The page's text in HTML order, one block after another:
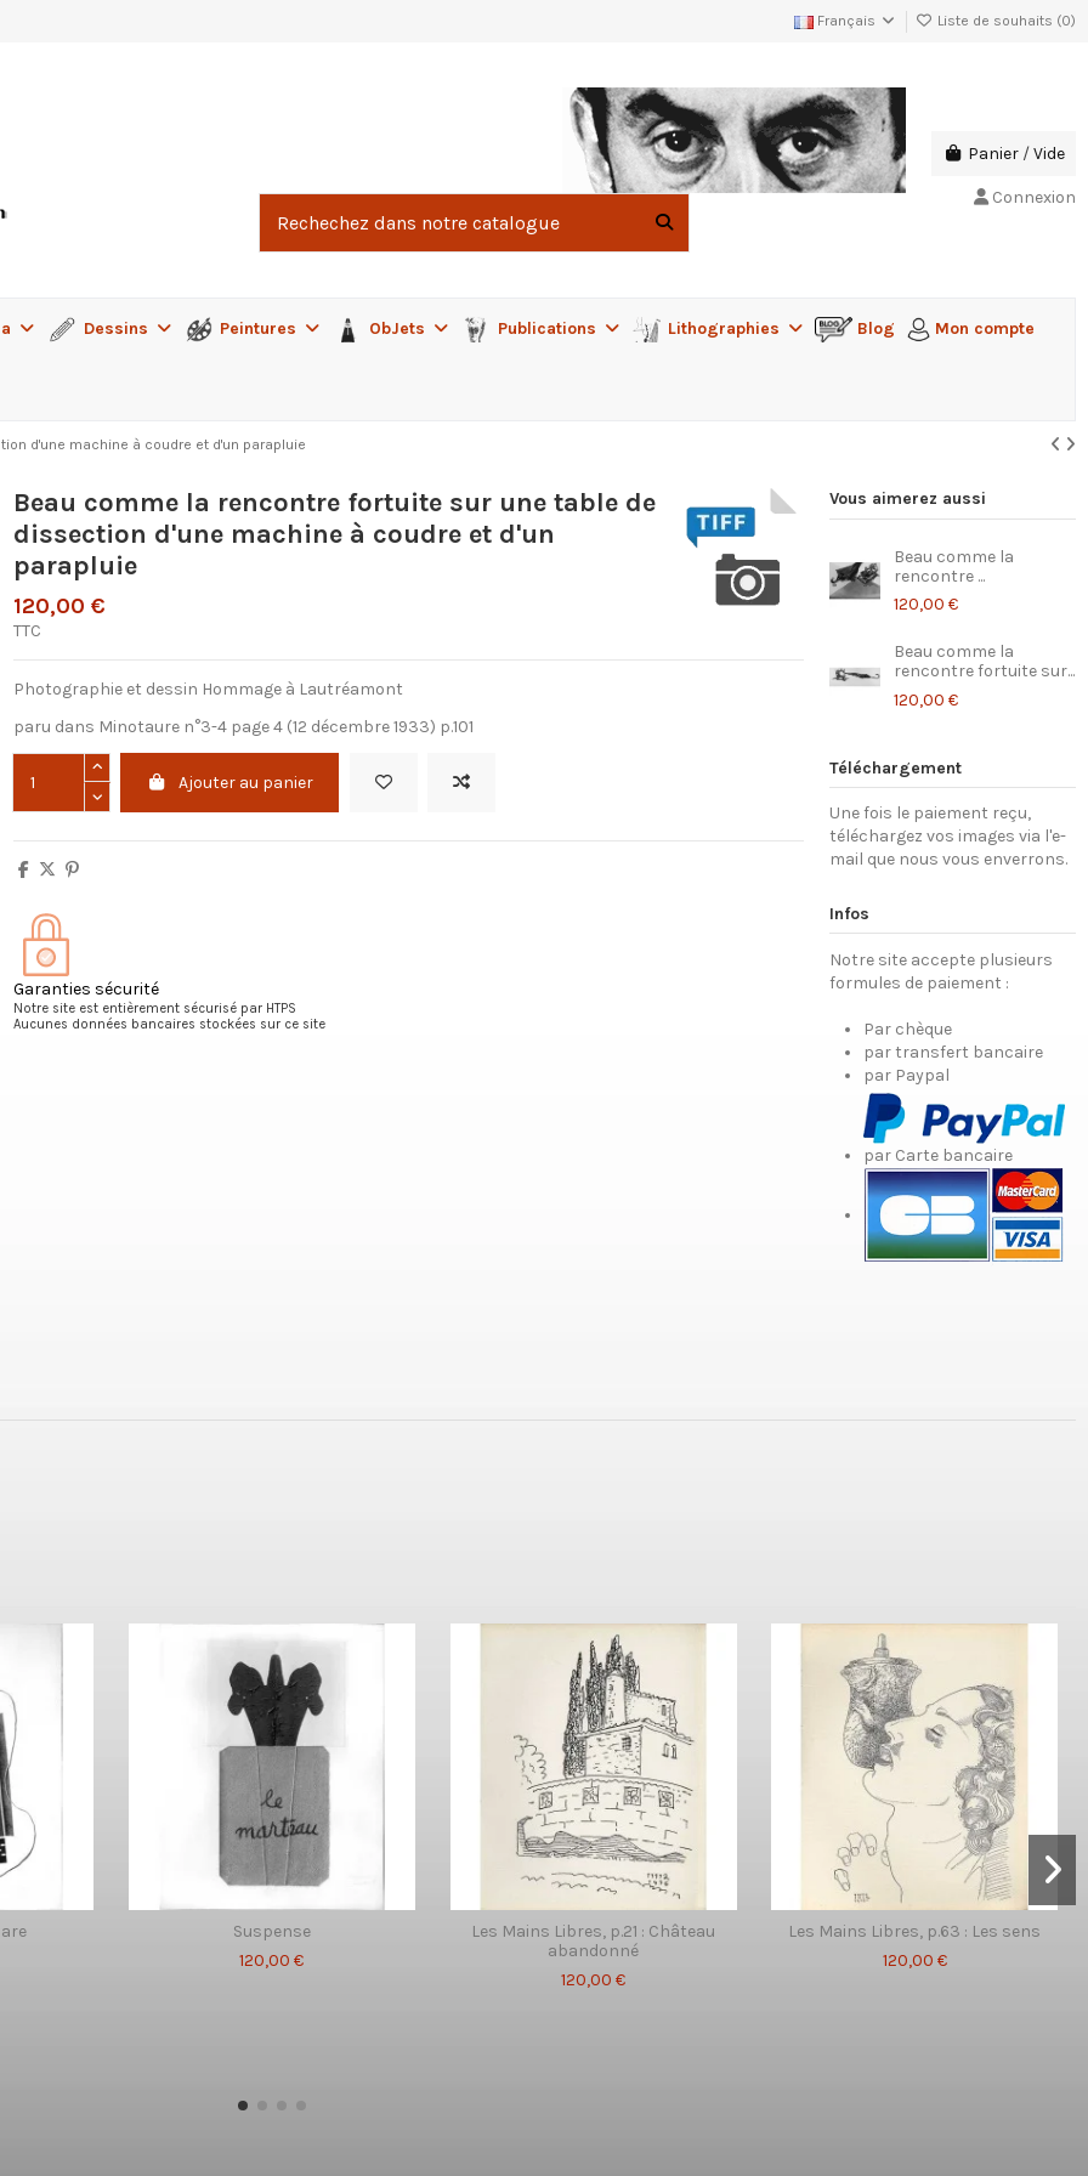
Français Liste de souhaits (0)
Panier /Vide
Connexion
Dessins Peintures ObJets Publications Lithographies Blog Mon compte
d'une machine à coudre et d'un parapluie
Beau comme la rencontre fortuite sur une table de
dissection d'une machine à coudre et d'un
parapluie
120,00 €
TTC
Photographie et dessin Hommage à Lautréamont
paru dans Minotaure n°3-4 page 4 (12 décembre 1933) p.101
Ajouter au panier
Garanties sécurité
Notre site est entièrement sécurisé par HTPS
Aucunes données bancaires stockées sur ce site
Vous aimerez aussi
Beau comme la
rencontre ...
120,00 €
Beau comme la
rencontre fortuite sur...
120,00 €
Téléchargement
Une fois le paiement reçu,
téléchargez vos images via l'e-
mail que nous vous enverrons.
Infos
Notre site accepte plusieurs
formules de paiement :
Par chèque
par transfert bancaire
par Paypal
par Carte bancaire
Suspense
120,00 €
Les Mains Libres, p.21 : Château
abandonné
120,00 €
Les Mains Libres, p.63 : Les sens
120,00 €